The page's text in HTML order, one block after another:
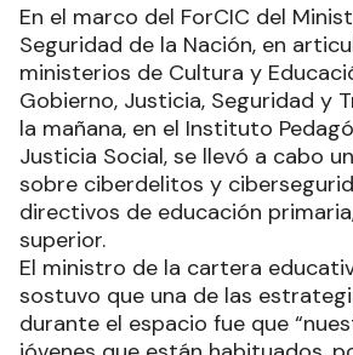
En el marco del ForCIC del
Seguridad de la Nación, en
ministerios de Cultura y
Gobierno, Justicia, Seguridad y
la mañana, en el Instituto
Justicia Social, se llevó a cabo
sobre ciberdelitos y
directivos de educación
superior.
El ministro de la cartera
sostuvo que una de las
durante el espacio fue que